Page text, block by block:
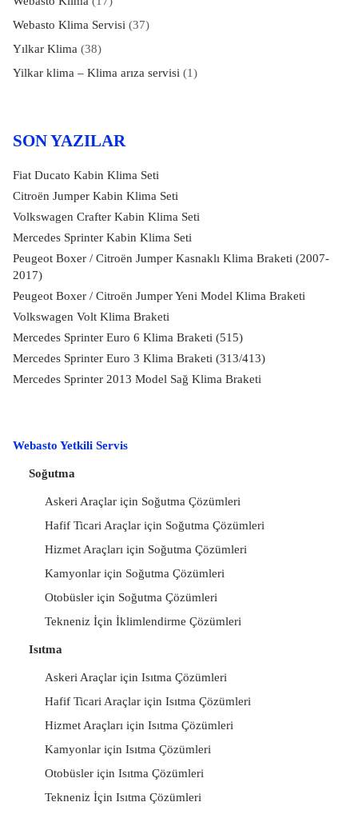
Webasto Klima Servisi (37)
Yılkar Klima (38)
Yilkar klima – Klima arıza servisi (1)
SON YAZILAR
Fiat Ducato Kabin Klima Seti
Citroën Jumper Kabin Klima Seti
Volkswagen Crafter Kabin Klima Seti
Mercedes Sprinter Kabin Klima Seti
Peugeot Boxer / Citroën Jumper Kasnaklı Klima Braketi (2007-
2017)
Peugeot Boxer / Citroën Jumper Yeni Model Klima Braketi
Volkswagen Volt Klima Braketi
Mercedes Sprinter Euro 6 Klima Braketi (515)
Mercedes Sprinter Euro 3 Klima Braketi (313/413)
Mercedes Sprinter 2013 Model Sağ Klima Braketi
Webasto Yetkili Servis
Soğutma
Askeri Araçlar için Soğutma Çözümleri
Hafif Ticari Araçlar için Soğutma Çözümleri
Hizmet Araçları için Soğutma Çözümleri
Kamyonlar için Soğutma Çözümleri
Otobüsler için Soğutma Çözümleri
Tekneniz İçin İklimlendirme Çözümleri
Isıtma
Askeri Araçlar için Isıtma Çözümleri
Hafif Ticari Araçlar için Isıtma Çözümleri
Hizmet Araçları için Isıtma Çözümleri
Kamyonlar için Isıtma Çözümleri
Otobüsler için Isıtma Çözümleri
Tekneniz İçin Isıtma Çözümleri